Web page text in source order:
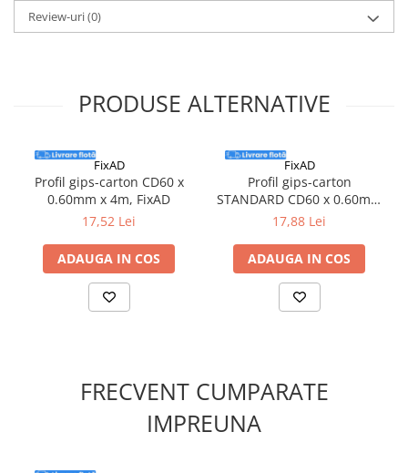
Dibluri cui percutie
Dibluri cu carlig
Dibluri pentru termoizolatii
Suruburi
Suruburi pentru gips-carton
Suruburi pentru lemn
Suruburi autoforante
Suruburi pentru tabla
Ancore mecanice
Gips carton, profile si accesorii
Review-uri(0)
PRODUSE ALTERNATIVE
FixAD
Profil gips-carton CD60 x
0.60mm x 4m, FixAD
17,52 Lei
ADAUGA IN COS
FixAD
Profil gips-carton
STANDARD CD60 x 0.60mm
x 4m, FixAD
17,88 Lei
ADAUGA IN COS
FRECVENT CUMPARATE
IMPREUNA